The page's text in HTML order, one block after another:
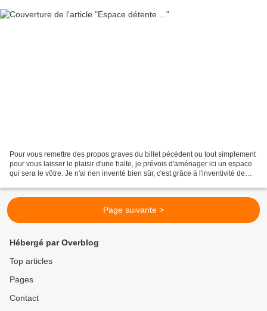
Pour vous remettre des propos graves du billet pécédent ou tout simplement
pour vous laisser le plaisir d'une halte, je prévois d'aménager ici un espace
qui sera le vôtre. Je n'ai rien inventé bien sûr, c'est grâce à l'inventivité de
Page suivante >
Hébergé par Overblog
Top articles
Pages
Contact